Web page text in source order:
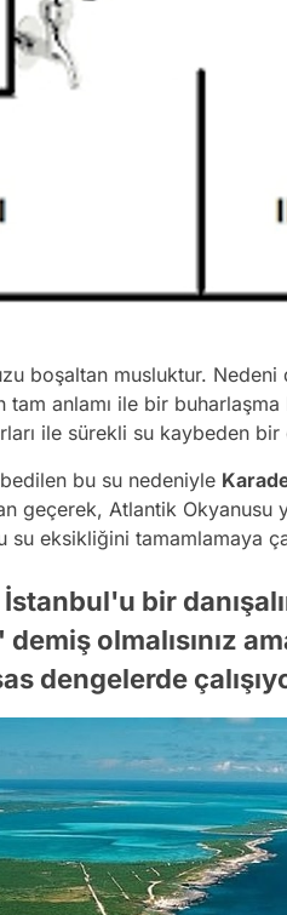
boşaltan musluktur. Nedeni
anlamı ile bir buharlaşma
ile sürekli su kaybeden bir
bu su nedeniyle
geçerek, Atlantik Okyanusu
su eksikliğini tamamlamaya
bir
olmalısınız
dengelerde